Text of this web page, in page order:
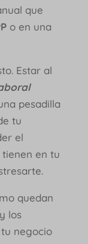
que
o en una
Estar al
pesadilla
tu
el
en tu
quedan
los
negocio